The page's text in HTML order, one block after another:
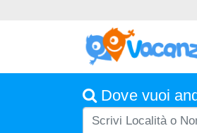
Dove vuoi